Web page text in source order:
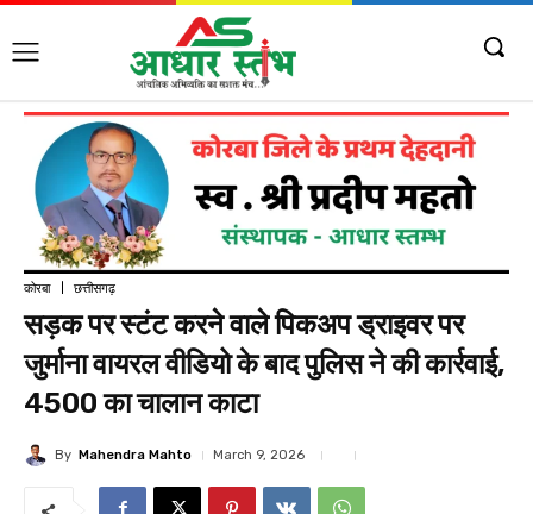
कोरबा छत्तीसगढ़
सड़क पर स्टंट करने वाले पिकअप ड्राइवर पर
जुर्माना वायरल वीडियो के बाद पुलिस ने की कार्रवाई,
4500 का चालान काटा
By Mahendra Mahto March 9, 2026